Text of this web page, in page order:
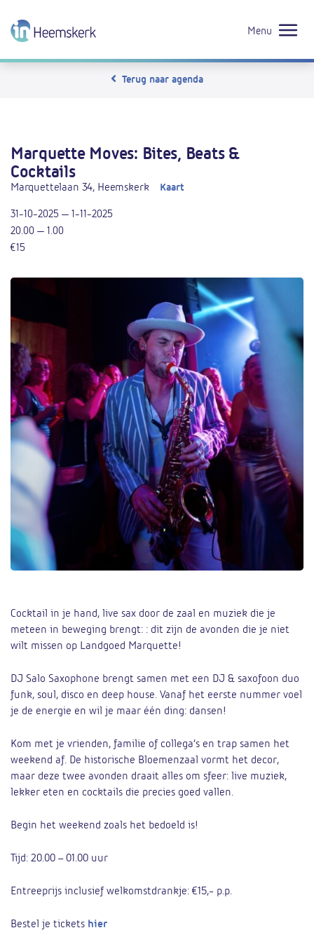
Menu
Terug naar agenda
Marquette Moves: Bites, Beats &
Cocktails
Marquettelaan 34, Heemskerk
Kaart
31-10-2025 — 1-11-2025
20.00 — 1.00
€15
Cocktail in je hand, live sax door de zaal en muziek die je
meteen in beweging brengt: : dit zijn de avonden die je niet
wilt missen op Landgoed Marquette!
DJ Salo Saxophone brengt samen met een DJ & saxofoon duo
funk, soul, disco en deep house. Vanaf het eerste nummer voel
je de energie en wil je maar één ding: dansen!
Kom met je vrienden, familie of collega’s en trap samen het
weekend af. De historische Bloemenzaal vormt het decor,
maar deze twee avonden draait alles om sfeer: live muziek,
lekker eten en cocktails die precies goed vallen.
Begin het weekend zoals het bedoeld is!
Tijd: 20.00 – 01.00 uur
Entreeprijs inclusief welkomstdrankje: €15,- p.p.
Bestel je tickets hier